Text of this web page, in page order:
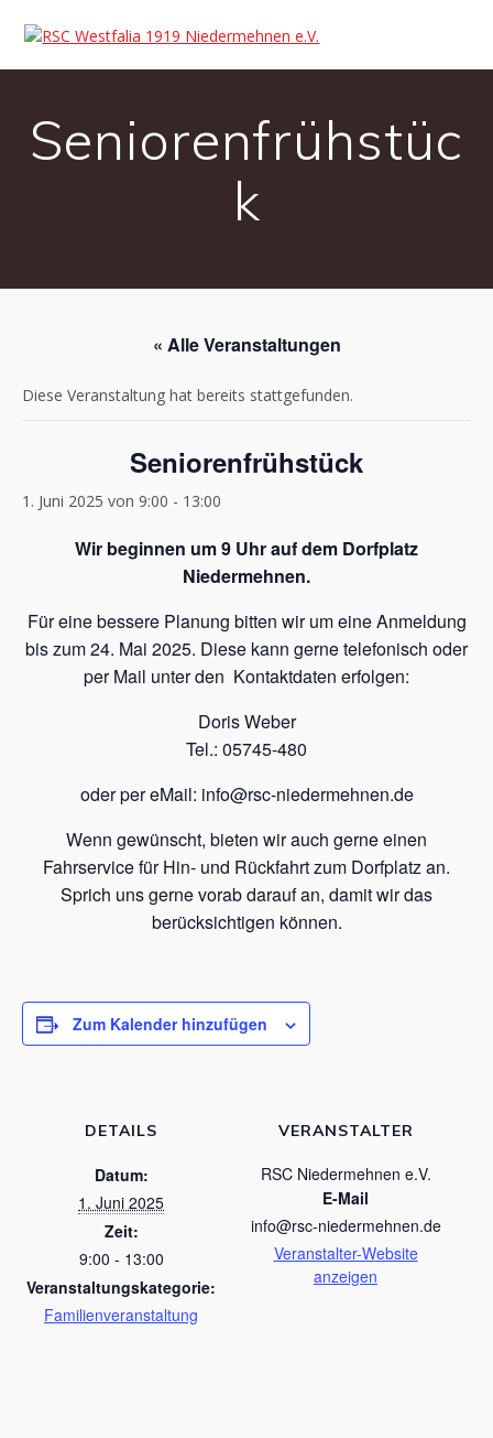
Seniorenfrühstüc
k
« Alle Veranstaltungen
Diese Veranstaltung hat bereits stattgefunden.
Seniorenfrühstück
1. Juni 2025 von 9:00 - 13:00
Wir beginnen um 9 Uhr auf dem Dorfplatz
Niedermehnen.
Für eine bessere Planung bitten wir um eine Anmeldung
bis zum 24. Mai 2025. Diese kann gerne telefonisch oder
per Mail unter den Kontaktdaten erfolgen:
Doris Weber
Tel.: 05745-480
oder per eMail: info@rsc-niedermehnen.de
Wenn gewünscht, bieten wir auch gerne einen
Fahrservice für Hin- und Rückfahrt zum Dorfplatz an.
Sprich uns gerne vorab darauf an, damit wir das
berücksichtigen können.
Zum Kalender hinzufügen
DETAILS
Datum:
1. Juni 2025
Zeit:
9:00 - 13:00
Veranstaltungskategorie:
Familienveranstaltung
VERANSTALTER
RSC Niedermehnen e.V.
E-Mail
info@rsc-niedermehnen.de
Veranstalter-Website
anzeigen